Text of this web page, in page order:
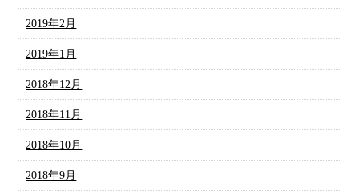
2019年2月
2019年1月
2018年12月
2018年11月
2018年10月
2018年9月